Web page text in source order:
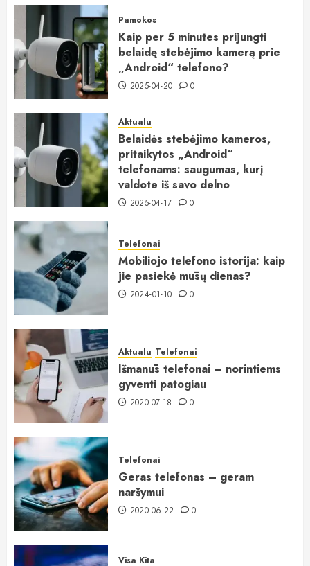
Pamokos
Kaip per 5 minutes prijungti
belaidę stebėjimo kamerą prie
„Android“ telefono?
2025-04-20 0
Aktualu
Belaidės stebėjimo kameros,
pritaikytos „Android“
telefonams: saugumas, kurį
valdote iš savo delno
2025-04-17 0
Telefonai
Mobiliojo telefono istorija: kaip
jie pasiekė mūsų dienas?
2024-01-10 0
Aktualu Telefonai
Išmanūs telefonai – norintiems
gyventi patogiau
2020-07-18 0
Telefonai
Geras telefonas – geram
naršymui
2020-06-22 0
Visa Kita